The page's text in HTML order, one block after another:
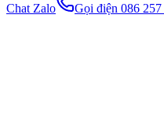
Chat Zalo Gọi điện 086 257